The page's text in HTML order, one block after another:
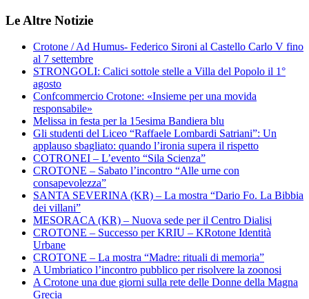
Le Altre Notizie
Crotone / Ad Humus- Federico Sironi al Castello Carlo V fino
al 7 settembre
STRONGOLI: Calici sottole stelle a Villa del Popolo il 1°
agosto
Confcommercio Crotone: «Insieme per una movida
responsabile»
Melissa in festa per la 15esima Bandiera blu
Gli studenti del Liceo “Raffaele Lombardi Satriani”: Un
applauso sbagliato: quando l’ironia supera il rispetto
COTRONEI – L’evento “Sila Scienza”
CROTONE – Sabato l’incontro “Alle urne con
consapevolezza”
SANTA SEVERINA (KR) – La mostra “Dario Fo. La Bibbia
dei villani”
MESORACA (KR) – Nuova sede per il Centro Dialisi
CROTONE – Successo per KRIU – KRotone Identità
Urbane
CROTONE – La mostra “Madre: rituali di memoria”
A Umbriatico l’incontro pubblico per risolvere la zoonosi
A Crotone una due giorni sulla rete delle Donne della Magna
Grecia